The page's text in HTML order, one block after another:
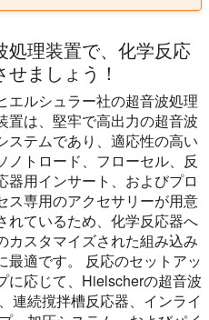
処理装置で、化学反応
ましょう！
エルシュラー社の超音波処理
置は、堅牢で高出力の超音波
ステムであり、適応性の高い
ノトロード、フローセル、反
器用インサート、およびプロ
ス専用のアクセサリーが用意
れているため、化学反応器へ
カスタマイズされた組み込み
最適です。 反応のセットアッ
に応じて、Hielscherの超音波
連続撹拌槽反応器、インライ